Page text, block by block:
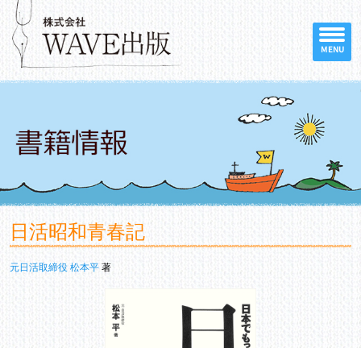
MENU
日活昭和青春記
元日活取締役 松本平 著